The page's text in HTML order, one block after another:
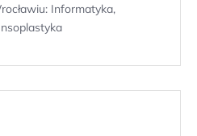
Informatyka,